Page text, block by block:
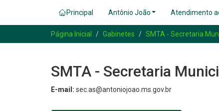
Principal Antônio João Atendimento
Página Inicial Gabinetes SMTA - Secretaria
SMTA - Secretaria
E-mail: sec.as@antoniojoao.ms.gov.br